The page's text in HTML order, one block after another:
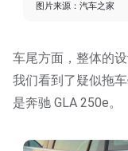
图片来源：汽车之家
车尾方面，整体的
我们看到了疑似拖
是奔驰 GLA 250e。